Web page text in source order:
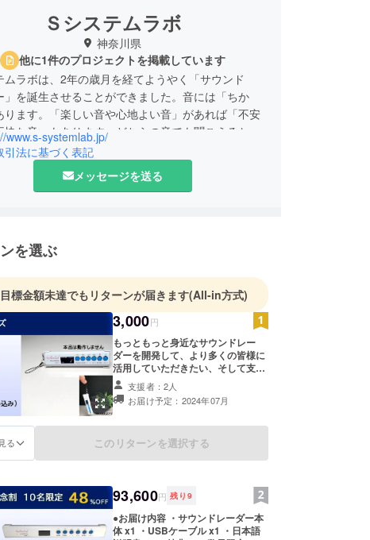
Ｓシステムラボ
神奈川県
他に1件のプロジェクトを掲載しています
ムラボは、2年の歳月を経てようやく「サウンド
」を誕生させることができました。音には「ちか
ります。「楽しい音や心地よい音」があれば「不安
快な音」もあります。どちらの音でも聞こえると、
こ？」と探したりしませんか？これは人間の本能で
？Ｓシステムラボは、この「サウンドレーダー」を
っと身近なものにして、いつか究極の「サウンド
www.s-systemlab.jp/
引法に基づく表記
メッセージを送る
を選ぶ
目標金額未達でもリターンが届きます(All-in方式)
3,000円
もっともっと身近なサウンドレー
ダーを開発して、より多くの皆様に
活用していただきたい、そして支援
および応援していただいた支援者様
への感謝とお礼の気持ちを込めたミ
ニチュアストラップを提供いたしま
・数量 ：1点 ・幅だけを１／２
以外の小物は演出品です
支援者：2人
お届け予定：2024年07月
る このリターンを選択する
93,600円 残り 9
●お届け内容 ・サウンドレーダー本
体 x1 ・USBケーブル x1 ・日本語